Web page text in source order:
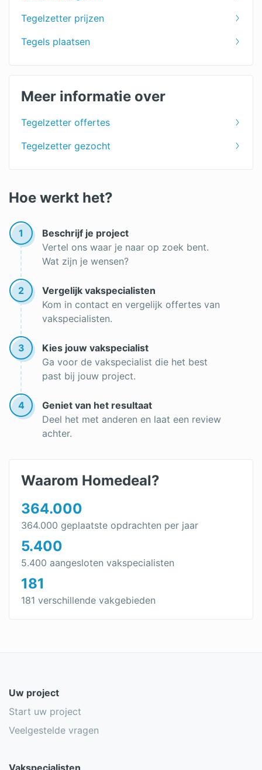
Tegelzetter prijzen
Tegels plaatsen
Meer informatie over
Tegelzetter offertes
Tegelzetter gezocht
Hoe werkt het?
1
Beschrijf je project
Vertel ons waar je naar op zoek bent.
Wat zijn je wensen?
2
Vergelijk vakspecialisten
Kom in contact en vergelijk offertes van
vakspecialisten.
3
Kies jouw vakspecialist
Ga voor de vakspecialist die het best
past bij jouw project.
4
Geniet van het resultaat
Deel het met anderen en laat een review
achter.
Waarom Homedeal?
364.000
364.000 geplaatste opdrachten per jaar
5.400
5.400 aangesloten vakspecialisten
181
181 verschillende vakgebieden
Uw project
Start uw project
Veelgestelde vragen
Vakspecialisten